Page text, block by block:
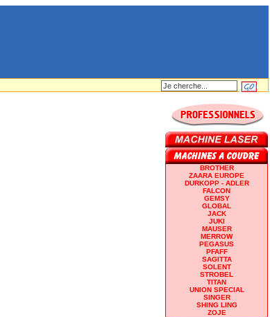
BROTHER
ZAARA EUROPE
DURKOPP - ADLER
FALCON
GEMSY
GLOBAL
JACK
JUKI
MAUSER
MERROW
PEGASUS
PFAFF
SAGITTA
SOLENT
STROBEL
TITAN
UNION SPECIAL
SINGER
SHING LING
ZOJE